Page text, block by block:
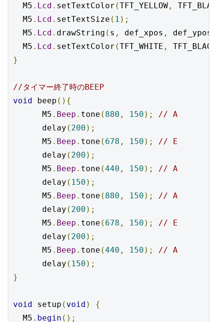
  M5
. Lcd . setTextColor (TFT_YELLOW ,
  M5
. Lcd . setTextSize ( 1 );
  M5
. Lcd . drawString ( s , def_xpos , def_ypos
  M5
. Lcd . setTextColor (TFT_WHITE , TFT_BLACK
}
//タイマー終了時のBEEP
void beep (){
      M5
. Beep . tone ( 880 , 150 );
// A
      delay
( 200 );
      M5
. Beep . tone ( 678 , 150 );
// E
      delay
( 200 );
      M5
. Beep . tone (440 , 150 );
// A
      delay
( 150 );
      M5
. Beep . tone ( 880 , 150 );
// A
      delay
( 200 );
      M5
. Beep . tone ( 678 , 150 );
// E
      delay
( 200 );
      M5
. Beep . tone (440 , 150 );
// A
      delay
( 150 );
}
void setup ( void )
{
  M5
. begin ();